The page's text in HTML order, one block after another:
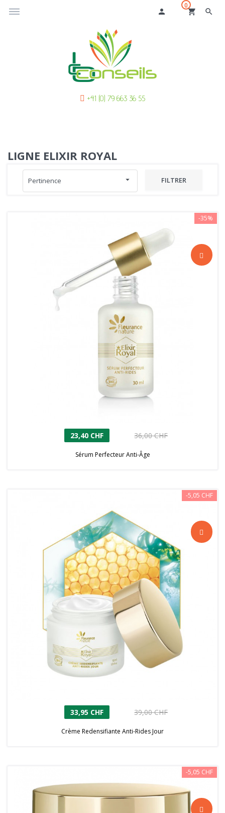
dehaze search
shopping_cart
0
person
+41 (0) 79 663 36 55
LIGNE ELIXIR ROYAL
Pertinence arrow_drop_down FILTRER
-35%
23,40 CHF 36,00 CHF
Sérum Perfecteur Anti-Âge
-5,05 CHF
33,95 CHF 39,00 CHF
Crème Redensifiante Anti-Rides Jour
-5,05 CHF